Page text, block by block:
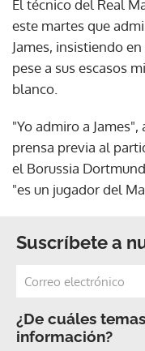
El técnico del Real
este martes que
James, insistiendo
pese a sus escasos
blanco.
"Yo admiro a
prensa previa al
el Borussia
"es un jugador del
Suscríbete a
¿De cuáles
información?